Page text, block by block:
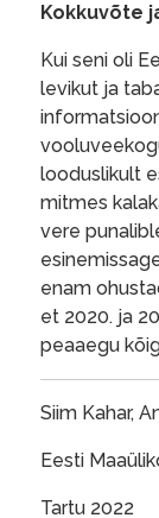
Kokkuvõte
Kui seni oli
levikut ja
looduslikult
mitmes
vere
enam
et 2020. ja
peaaegu
Siim Kahar,
Eesti
Tartu 2022